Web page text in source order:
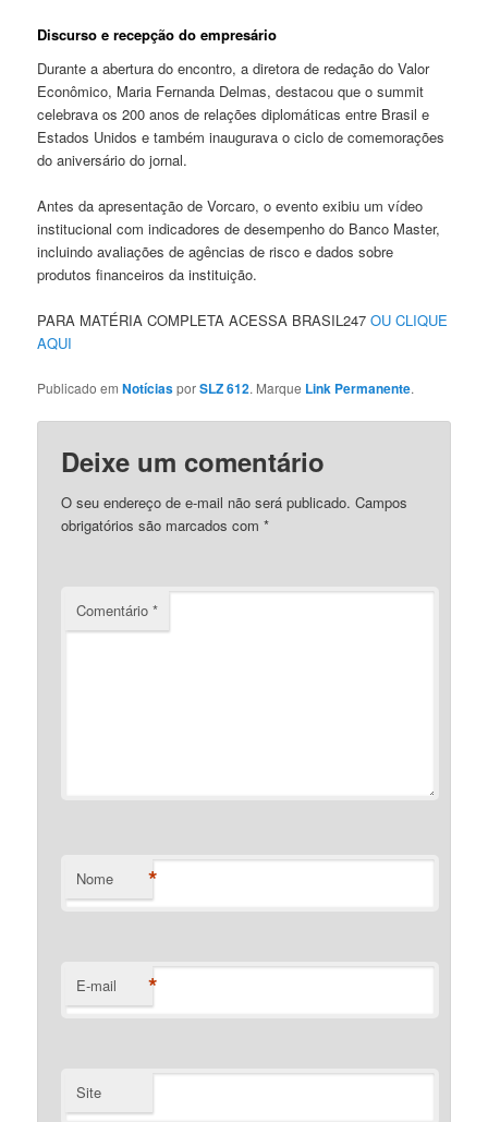
Discurso e recepção do empresário
Durante a abertura do encontro, a diretora de redação do Valor
Econômico, Maria Fernanda Delmas, destacou que o summit
celebrava os 200 anos de relações diplomáticas entre Brasil e
Estados Unidos e também inaugurava o ciclo de comemorações
do aniversário do jornal.
Antes da apresentação de Vorcaro, o evento exibiu um vídeo
institucional com indicadores de desempenho do Banco Master,
incluindo avaliações de agências de risco e dados sobre
produtos financeiros da instituição.
PARA MATÉRIA COMPLETA ACESSA BRASIL247OU CLIQUE
AQUI
Publicado emNotíciasporSLZ 612. Marque Link Permanente.
Deixe um comentário
O seu endereço de e-mail não será publicado. Campos
obrigatórios são marcados com*
Comentário*
Nome *
E-mail *
Site